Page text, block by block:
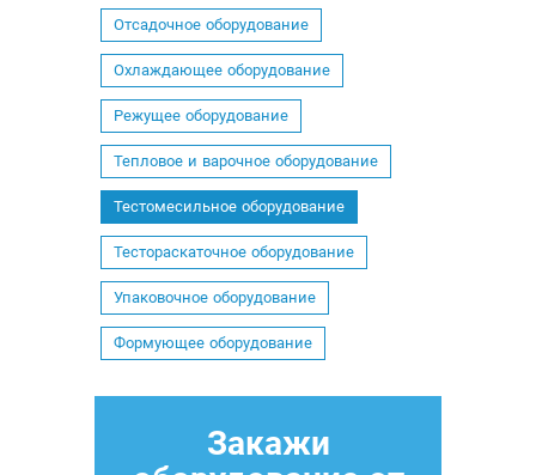
Отсадочное оборудование
Охлаждающее оборудование
Режущее оборудование
Тепловое и варочное оборудование
Тестомесильное оборудование
Тестораскаточное оборудование
Упаковочное оборудование
Формующее оборудование
Закажи